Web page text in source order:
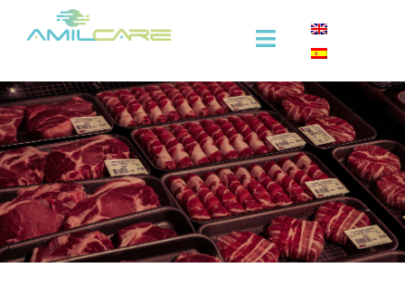
Toggle
Navigation
Azienda
Efficacia
Settore ospitalità
Settore medicale